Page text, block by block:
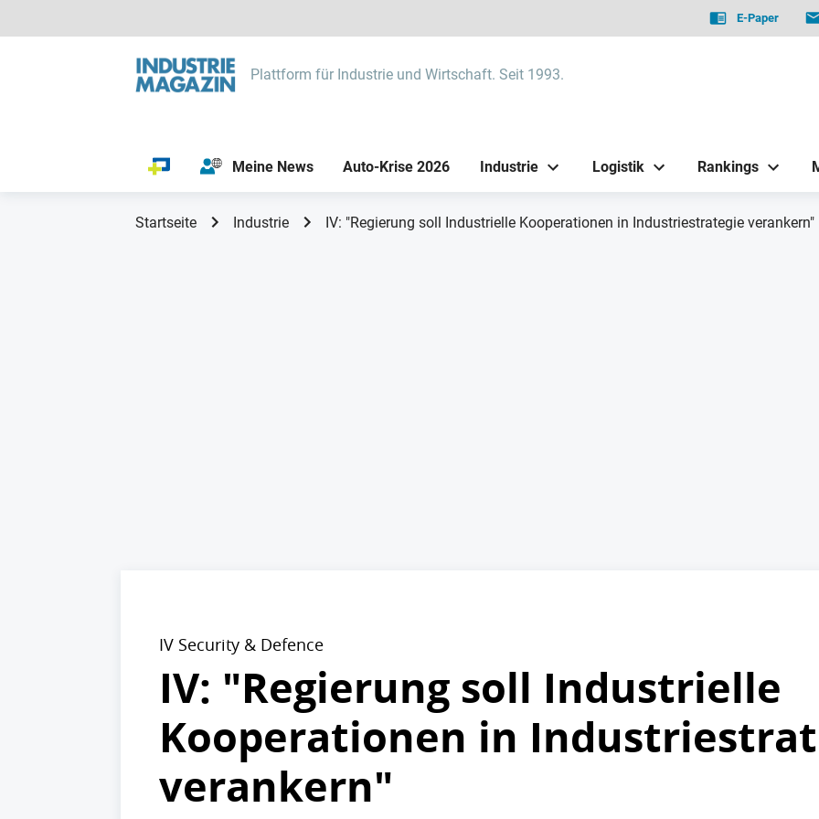
E-Paper
Plattform für Industrie und Wirtschaft. Seit 1993.
Meine News Auto-Krise 2026 Industrie Logistik Rankings
Startseite Industrie IV: "Regierung soll Industrielle Kooperationen in Industriestrategie verankern"
IV Security & Defence
IV: "Regierung soll Industrielle
Kooperationen in
verankern"